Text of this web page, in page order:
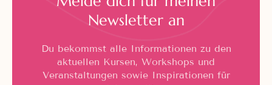
Newsletter an
Du bekommst alle Informationen zu den
aktuellen Kursen, Workshops und
Veranstaltungen sowie Inspirationen für